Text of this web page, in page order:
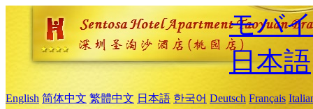
モバ
日本語
English 简体中文 繁體中文 日本語 한국어 Deutsch Français